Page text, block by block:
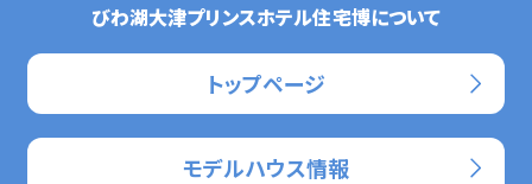
びわ湖大津プリンスホテル住宅博について
トップページ
モデルハウス情報